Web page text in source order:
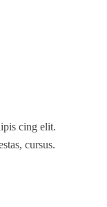
cing elit.
cursus.